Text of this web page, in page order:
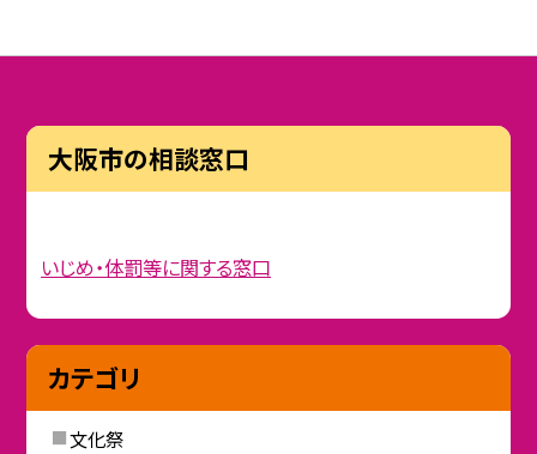
大阪市の相談窓口
いじめ・体罰等に関する窓口
カテゴリ
文化祭